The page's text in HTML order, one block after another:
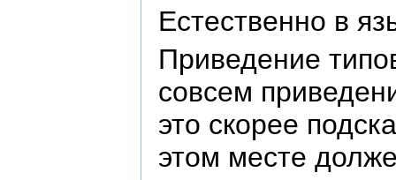
Естественно в
Приведение
совсем
это скорее
этом месте